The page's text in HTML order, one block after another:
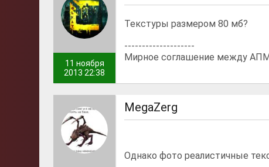
11 ноября
2013 22:38
Текстуры размером 80 мб?
--------------------
Мирное соглашение между
MegaZerg
Однако фото реалистичные